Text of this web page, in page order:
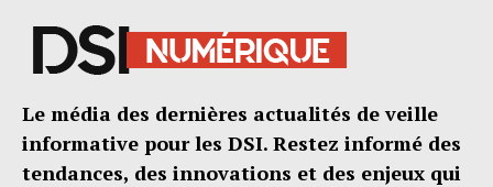
Le média des dernières actualités de veille
informative pour les DSI. Restez informé des
tendances, des innovations et des enjeux qui